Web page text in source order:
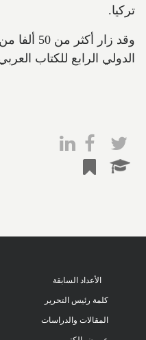
تركيا.
وقد زار
الدولي الرابع للكتاب
الأعداد السابقة
كلمة رئيس التحرير
المقالات والدراسات